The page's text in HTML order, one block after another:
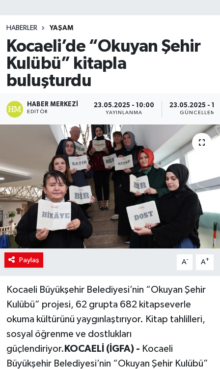
HABERLER YAŞAM
Kocaeli’de “Okuyan Şehir
Kulübü” kitapla
buluşturdu
HABER MERKEZI
EDITÖR
23.05.2025 - 10:00
YAYINLANMA
23.05.2025 -
GÜNCELLEME
Paylaş A- A+
Kocaeli Büyükşehir Belediyesi’nin “Okuyan Şehir
Kulübü” projesi, 62 grupta 682 kitapseverle
okuma kültürünü yaygınlaştırıyor. Kitap tahlilleri,
sosyal öğrenme ve dostlukları
güçlendiriyor. KOCAELİ (İGFA) - Kocaeli
Büyükşehir Belediyesi’nin “Okuyan Şehir Kulübü”
Teknoloji
TRABZON